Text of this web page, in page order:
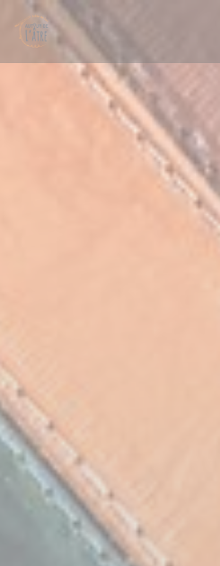
Personnalisation de vos choix en